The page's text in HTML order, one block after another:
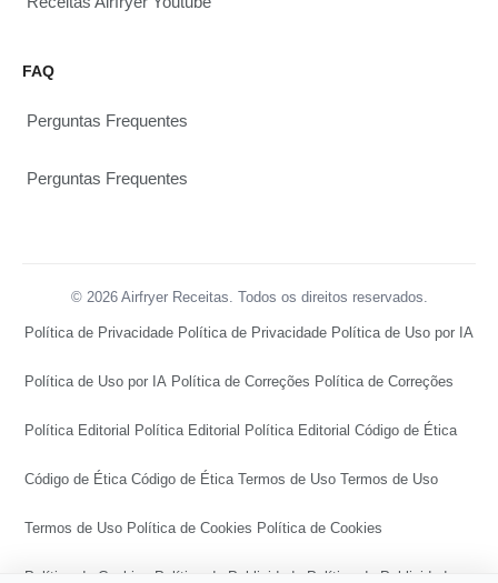
FAQ
Perguntas Frequentes
Perguntas Frequentes
© 2026 Airfryer Receitas. Todos os direitos reservados.
Política de Privacidade Política de Privacidade Política de Uso por IA
Política de Uso por IA Política de Correções Política de Correções
Política Editorial Política Editorial Política Editorial Código de Ética
Código de Ética Código de Ética Termos de Uso Termos de Uso
Termos de Uso Política de Cookies Política de Cookies
Política de Cookies Política de Publicidade Política de Publicidade